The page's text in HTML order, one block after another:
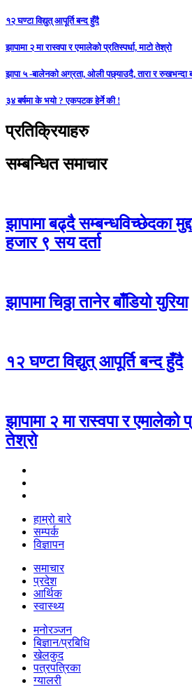
१२ घण्टा विद्युत् आपूर्ति बन्द हुँदै
झापामा २ मा रास्वपा र एमालेको प्रतिस्पर्धा, माटो तेश्रो
झापा ५ -बालेनको अग्रता, ओली पछ्याउदै, तारा र रुखभन्दा
३४ बर्षमा के भयो ? एकपटक हेर्ने की !
प्रतिक्रियाहरु
सम्बन्धित समाचार
झापामा बढ्दै सम्बन्धविच्छेदका
हजार ९ सय दर्ता
झापामा चिठ्ठा तानेर बाँडियो युरिया
१२ घण्टा विद्युत् आपूर्ति बन्द हुँदै
झापामा २ मा रास्वपा र एमालेको
तेश्रो
हाम्रो बारे
सम्पर्क
विज्ञापन
समाचार
प्रदेश
आर्थिक
स्वास्थ्य
मनोरञ्जन
बिज्ञान/प्रबिधि
खेलकुद
पत्रपत्रिका
ग्यालरी